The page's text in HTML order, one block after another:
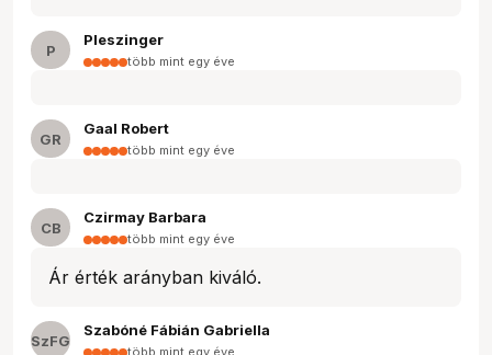
P
Pleszinger
több mint egy éve
GR
Gaal Robert
több mint egy éve
CB
Czirmay Barbara
több mint egy éve
Ár érték arányban kiváló.
SzFG
Szabóné Fábián Gabriella
több mint egy éve